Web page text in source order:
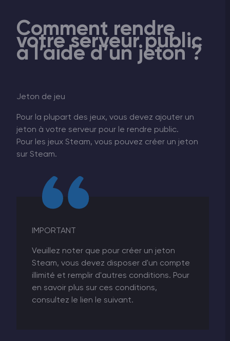
Comment rendre
votre serveur public
à l’aide d’un jeton ?
Jeton de jeu
Pour la plupart des jeux, vous devez ajouter un
jeton à votre serveur pour le rendre public.
Pour les jeux Steam, vous pouvez créer un jeton
sur Steam.
IMPORTANT
Veuillez noter que pour créer un jeton
Steam, vous devez disposer d'un compte
illimité et remplir d'autres conditions. Pour
en savoir plus sur ces conditions,
consultez le lien le suivant.